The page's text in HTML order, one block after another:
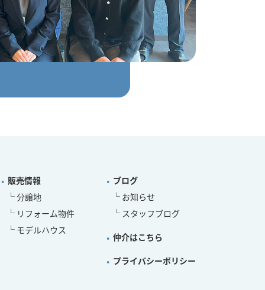
販売情報
分譲地
リフォーム物件
モデルハウス
ブログ
お知らせ
スタッフブログ
仲介はこちら
プライバシーポリシー